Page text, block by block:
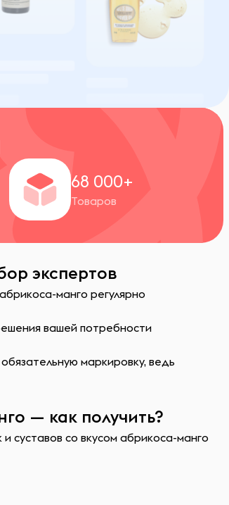
68 000+
Товаров
экспертов
манго регулярно
вашей потребности
маркировку, ведь
— как получить?
суставов со вкусом абрикоса-манго